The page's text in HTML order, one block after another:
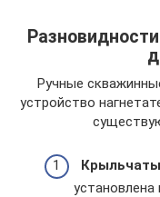
Ручные
устройство